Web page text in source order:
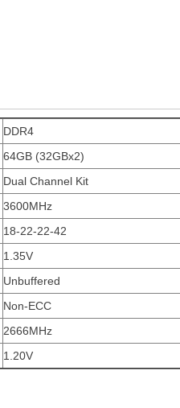
DDR4
64GB (32GBx2)
Dual Channel Kit
3600MHz
18-22-22-42
1.35V
Unbuffered
Non-ECC
2666MHz
1.20V